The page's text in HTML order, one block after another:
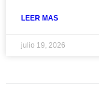
LEER MAS
julio 19, 2026